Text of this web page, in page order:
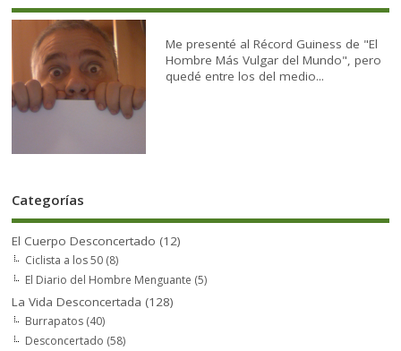
Me presenté al Récord Guiness de "El
Hombre Más Vulgar del Mundo", pero
quedé entre los del medio...
Categorías
El Cuerpo Desconcertado (12)
Ciclista a los 50 (8)
El Diario del Hombre Menguante (5)
La Vida Desconcertada (128)
Burrapatos (40)
Desconcertado (58)